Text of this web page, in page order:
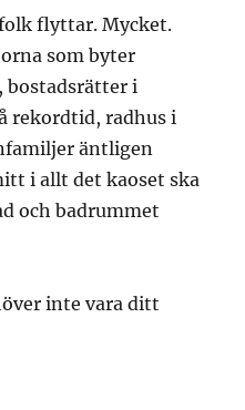
flyttar. Mycket.
som byter
bostadsrätter i
rekordtid, radhus i
äntligen
i allt det kaoset ska
och badrummet
inte vara ditt